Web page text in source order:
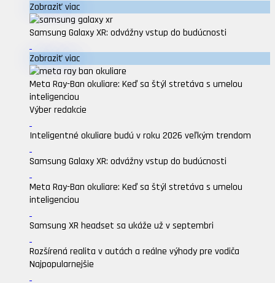
Zobraziť viac
Samsung Galaxy XR: odvážny vstup do budúcnosti
Zobraziť viac
Meta Ray-Ban okuliare: Keď sa štýl stretáva s umelou
inteligenciou
Výber redakcie
Inteligentné okuliare budú v roku 2026 veľkým trendom
Samsung Galaxy XR: odvážny vstup do budúcnosti
Meta Ray-Ban okuliare: Keď sa štýl stretáva s umelou
inteligenciou
Samsung XR headset sa ukáže už v septembri
Rozšírená realita v autách a reálne výhody pre vodiča
Najpopularnejšie